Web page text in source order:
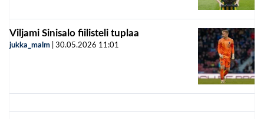
Viljami Sinisalo fiilisteli tuplaa
jukka_malm 30.05.2026 11:01